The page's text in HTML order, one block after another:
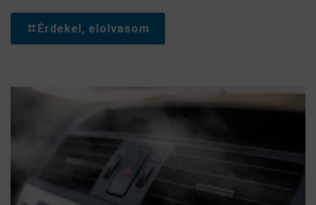
Érdekel, elolvasom